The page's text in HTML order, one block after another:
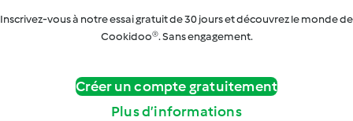
Inscrivez-vous à notre essai gratuit de 30 jours et découvrez le monde de
Cookidoo®. Sans engagement.
Créer un compte gratuitement
Plus d’informations